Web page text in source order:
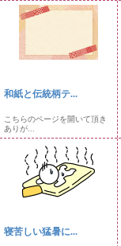
和紙と伝統柄テ...
こちらのページを開いて頂き
ありが...
寝苦しい猛暑に...